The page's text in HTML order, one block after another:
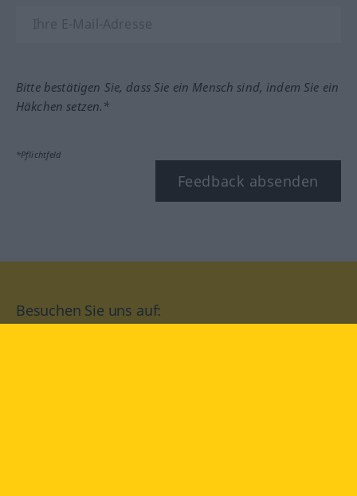
Bitte bestätigen Sie, dass Sie ein Mensch sind, indem Sie ein
Häkchen setzen.*
*Pflichtfeld
Feedback absenden
Besuchen Sie uns auf: